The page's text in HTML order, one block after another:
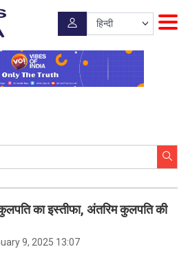
का इस्तीफा, अंतरिम कुलपति की
9, 2025 13:07